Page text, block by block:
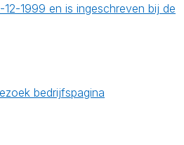
1999 en is ingeschreven bij de
bedrijfspagina